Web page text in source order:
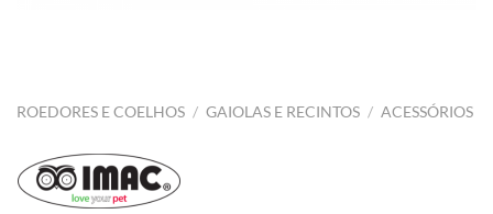
ROEDORES E COELHOS / GAIOLAS E RECINTOS / ACESSÓRIOS